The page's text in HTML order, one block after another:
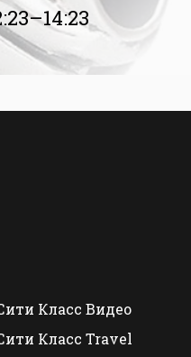
Класс Видео
Класс Travel